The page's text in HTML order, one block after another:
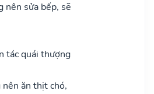
nên sửa bếp, sẽ
tác quái thượng
nên ăn thịt chó,